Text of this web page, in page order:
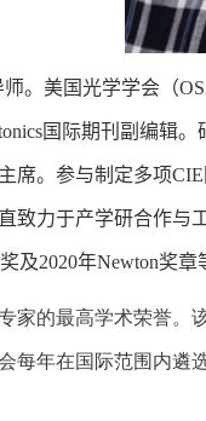
。美国光学学会（
国际期刊副编辑
席。参与制定多项CIE
致力于产学研合作
及2020年Newton奖章
家的最高学术荣誉。
每年在国际范围内遴